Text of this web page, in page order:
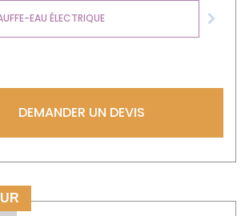
EAU ÉLECTRIQUE
Next
DEMANDER UN DEVIS